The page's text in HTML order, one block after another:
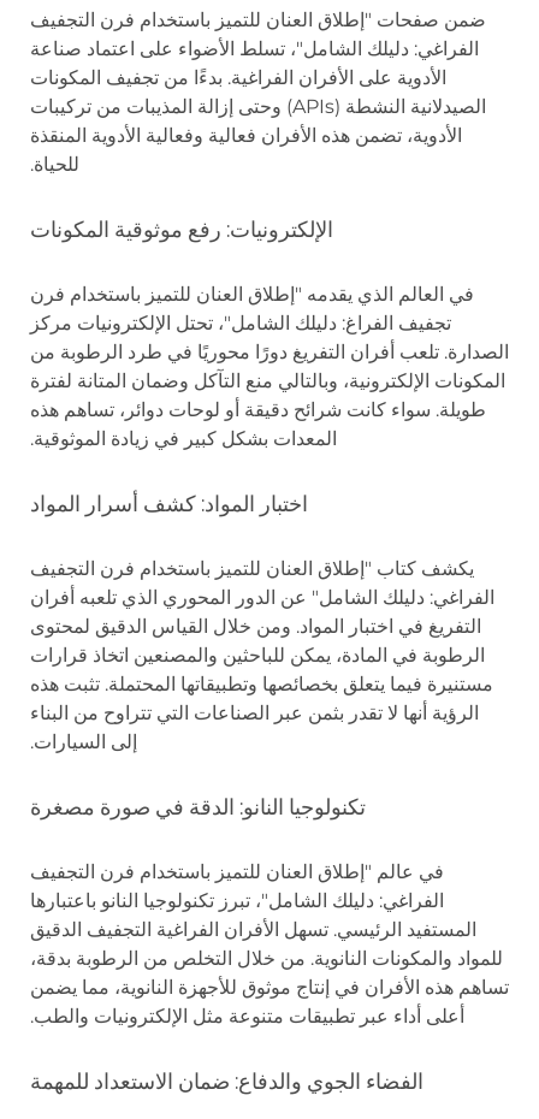
ضمن صفحات "إطلاق العنان للتميز باستخدام فرن التجفيف
الفراغي: دليلك الشامل"، تسلط الأضواء على اعتماد صناعة
الأدوية على الأفران الفراغية. بدءًا من تجفيف المكونات
الصيدلانية النشطة (APIs) وحتى إزالة المذيبات من تركيبات
الأدوية، تضمن هذه الأفران فعالية وفعالية الأدوية المنقذة
للحياة.
الإلكترونيات: رفع موثوقية المكونات
في العالم الذي يقدمه "إطلاق العنان للتميز باستخدام فرن
تجفيف الفراغ: دليلك الشامل"، تحتل الإلكترونيات مركز
الصدارة. تلعب أفران التفريغ دورًا محوريًا في طرد الرطوبة من
المكونات الإلكترونية، وبالتالي منع التآكل وضمان المتانة لفترة
طويلة. سواء كانت شرائح دقيقة أو لوحات دوائر، تساهم هذه
المعدات بشكل كبير في زيادة الموثوقية.
اختبار المواد: كشف أسرار المواد
يكشف كتاب "إطلاق العنان للتميز باستخدام فرن التجفيف
الفراغي: دليلك الشامل" عن الدور المحوري الذي تلعبه أفران
التفريغ في اختبار المواد. ومن خلال القياس الدقيق لمحتوى
الرطوبة في المادة، يمكن للباحثين والمصنعين اتخاذ قرارات
مستنيرة فيما يتعلق بخصائصها وتطبيقاتها المحتملة. تثبت هذه
الرؤية أنها لا تقدر بثمن عبر الصناعات التي تتراوح من البناء
إلى السيارات.
تكنولوجيا النانو: الدقة في صورة مصغرة
في عالم "إطلاق العنان للتميز باستخدام فرن التجفيف
الفراغي: دليلك الشامل"، تبرز تكنولوجيا النانو باعتبارها
المستفيد الرئيسي. تسهل الأفران الفراغية التجفيف الدقيق
للمواد والمكونات النانوية. من خلال التخلص من الرطوبة بدقة،
تساهم هذه الأفران في إنتاج موثوق للأجهزة النانوية، مما يضمن
أعلى أداء عبر تطبيقات متنوعة مثل الإلكترونيات والطب.
الفضاء الجوي والدفاع: ضمان الاستعداد للمهمة